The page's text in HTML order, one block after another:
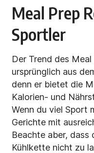
Meal Prep
Sportler
Der Trend des
ursprünglich aus
denn er bietet die
Kalorien- und
Wenn du viel Sport
Gerichte mit
Beachte aber, dass
Kühlkette nicht zu